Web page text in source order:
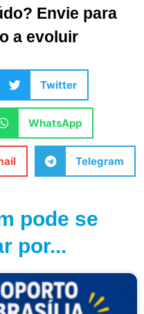
Envie para
a evoluir
Twitter
WhatsApp
Telegram
pode se
por...